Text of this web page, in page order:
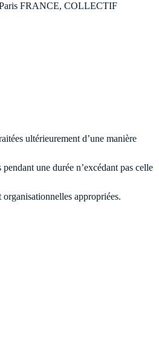
Paris FRANCE, COLLECTIF
ultérieurement d’une manière
une durée n’excédant pas celle
appropriées.